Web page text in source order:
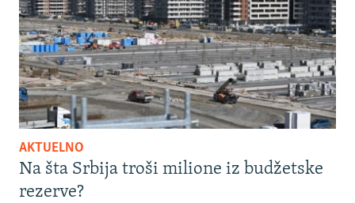
AKTUELNO
Na šta Srbija troši milione iz budžetske
rezerve?